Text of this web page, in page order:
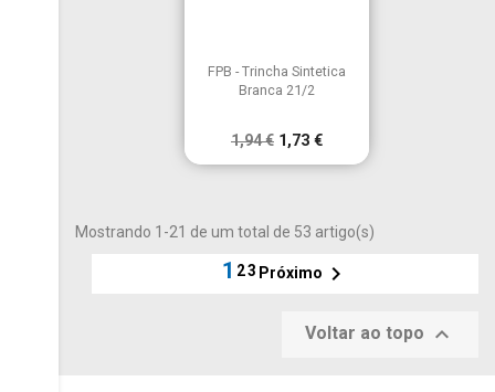
Vista rápida
FPB - Trincha Sintetica
Branca 21/2
1,94 € 1,73 €
Mostrando 1-21 de um total de 53 artigo(s)
1 23 Próximo 
Voltar ao topo 